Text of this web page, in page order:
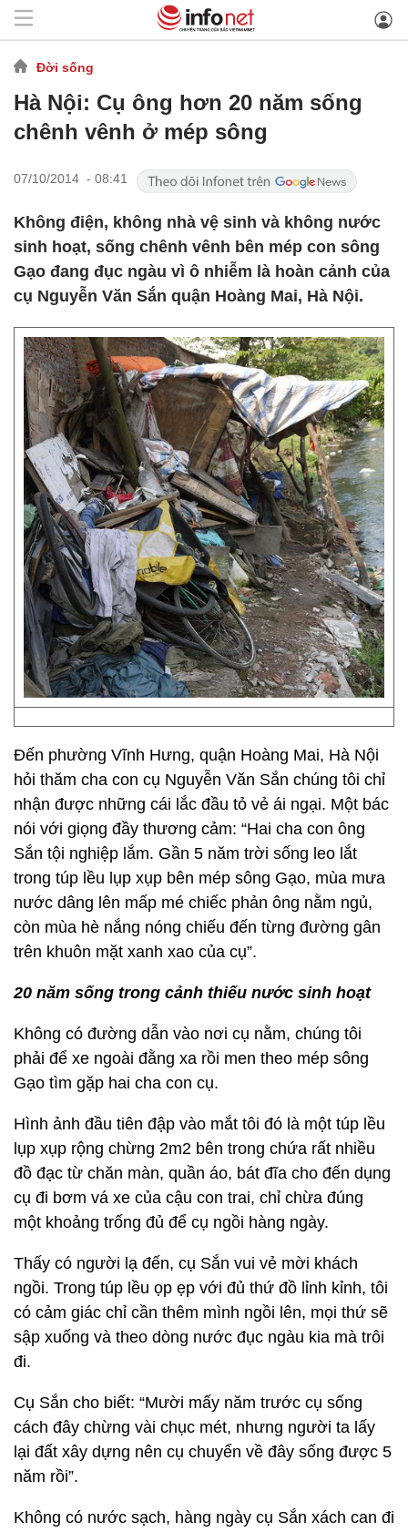
Đời sống
Hà Nội: Cụ ông hơn 20 năm sống
chênh vênh ở mép sông
07/10/2014 - 08:41
Không điện, không nhà vệ sinh và không nước
sinh hoạt, sống chênh vênh bên mép con sông
Gạo đang đục ngàu vì ô nhiễm là hoàn cảnh của
cụ Nguyễn Văn Sắn quận Hoàng Mai, Hà Nội.
Đến phường Vĩnh Hưng, quận Hoàng Mai, Hà Nội
hỏi thăm cha con cụ Nguyễn Văn Sắn chúng tôi chỉ
nhận được những cái lắc đầu tỏ vẻ ái ngại. Một bác
nói với giọng đầy thương cảm: “Hai cha con ông
Sắn tội nghiệp lắm. Gần 5 năm trời sống leo lắt
trong túp lều lụp xụp bên mép sông Gạo, mùa mưa
nước dâng lên mấp mé chiếc phản ông nằm ngủ,
còn mùa hè nắng nóng chiếu đến từng đường gân
trên khuôn mặt xanh xao của cụ”.
20 năm sống trong cảnh thiếu nước sinh hoạt
Không có đường dẫn vào nơi cụ nằm, chúng tôi
phải để xe ngoài đằng xa rồi men theo mép sông
Gạo tìm gặp hai cha con cụ.
Hình ảnh đầu tiên đập vào mắt tôi đó là một túp lều
lụp xụp rộng chừng 2m2 bên trong chứa rất nhiều
đồ đạc từ chăn màn, quần áo, bát đĩa cho đến dụng
cụ đi bơm vá xe của cậu con trai, chỉ chừa đúng
một khoảng trống đủ để cụ ngồi hàng ngày.
Thấy có người lạ đến, cụ Sắn vui vẻ mời khách
ngồi. Trong túp lều ọp ẹp với đủ thứ đồ lỉnh kỉnh, tôi
có cảm giác chỉ cần thêm mình ngồi lên, mọi thứ sẽ
sập xuống và theo dòng nước đục ngàu kia mà trôi
đi.
Cụ Sắn cho biết: “Mười mấy năm trước cụ sống
cách đây chừng vài chục mét, nhưng người ta lấy
lại đất xây dựng nên cụ chuyển về đây sống được 5
năm rồi”.
Không có nước sạch, hàng ngày cụ Sắn xách can đi